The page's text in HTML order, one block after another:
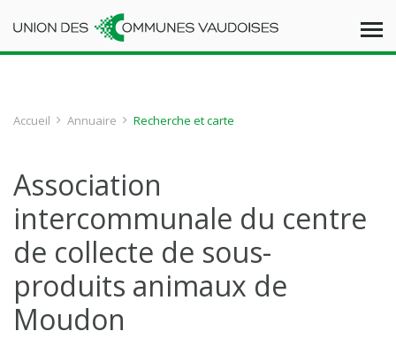
Accueil Annuaire Recherche et carte
Association
intercommunale du centre
de collecte de sous-
produits animaux de
Moudon